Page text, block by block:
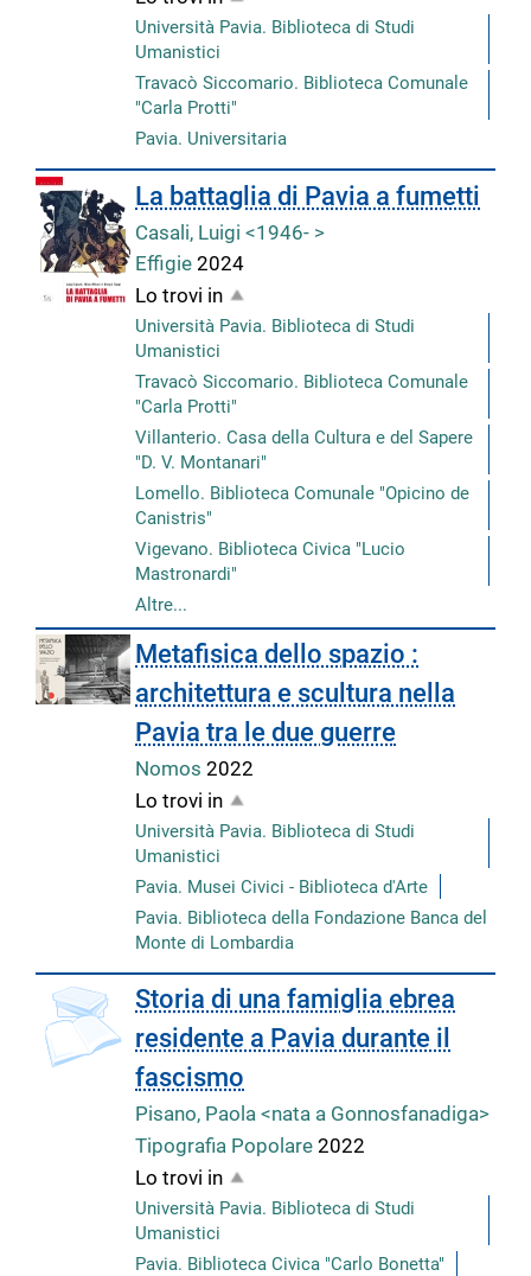
Università Pavia. Biblioteca di Studi
Umanistici
Travacò Siccomario. Biblioteca Comunale
"Carla Protti"
Pavia. Universitaria
La battaglia di Pavia a fumetti
Casali, Luigi <1946- >
Effigie2024
Lo trovi in
Università Pavia. Biblioteca di Studi
Umanistici
Travacò Siccomario. Biblioteca Comunale
"Carla Protti"
Villanterio. Casa della Cultura e del Sapere
"D. V. Montanari"
Lomello. Biblioteca Comunale "Opicino de
Canistris"
Vigevano. Biblioteca Civica "Lucio
Mastronardi"
Altre...
Metafisica dello spazio :
architettura e scultura nella
Pavia tra le due guerre
Nomos2022
Lo trovi in
Università Pavia. Biblioteca di Studi
Umanistici
Pavia. Musei Civici - Biblioteca d'Arte
Pavia. Biblioteca della Fondazione Banca del
Monte di Lombardia
Storia di una famiglia ebrea
residente a Pavia durante il
fascismo
Pisano, Paola <nata a Gonnosfanadiga>
Tipografia Popolare2022
Lo trovi in
Università Pavia. Biblioteca di Studi
Umanistici
Pavia. Biblioteca Civica "Carlo Bonetta"